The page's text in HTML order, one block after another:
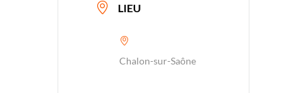
LIEU
Chalon-sur-Saône